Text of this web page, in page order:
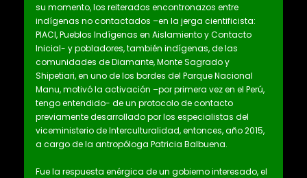
su momento, los reiterados encontronazos entre
indígenas no contactados –en la jerga cientificista:
PIACI, Pueblos Indígenas en Aislamiento y Contacto
Inicial- y pobladores, también indígenas, de las
comunidades de Diamante, Monte Sagrado y
Shipetiari, en uno de los bordes del Parque Nacional
Manu, motivó la activación –por primera vez en el Perú,
tengo entendido- de un protocolo de contacto
previamente desarrollado por los especialistas del
viceministerio de Interculturalidad, entonces, año 2015,
a cargo de la antropóloga Patricia Balbuena.
Fue la respuesta enérgica de un gobierno interesado, el